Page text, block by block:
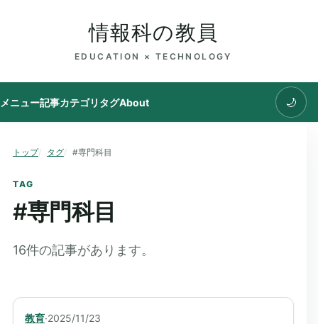
情報科の教員
EDUCATION × TECHNOLOGY
メニュー記事カテゴリ タグAbout 🌙
トップ タグ #専門科目
TAG
#専門科目
16件の記事があります。
教育·2025/11/23